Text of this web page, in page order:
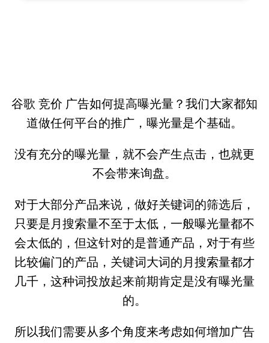
谷歌 竞价 广告如何提高曝光量？我们大家都知
道做任何平台的推广，曝光量是个基础。
没有充分的曝光量，就不会产生点击，也就更
不会带来询盘。
对于大部分产品来说，做好关键词的筛选后，
只要是月搜索量不至于太低，一般曝光量都不
会太低的，但这针对的是普通产品，对于有些
比较偏门的产品，关键词大词的月搜索量都才
几千，这种词投放起来前期肯定是没有曝光量
的。
所以我们需要从多个角度来考虑如何增加广告